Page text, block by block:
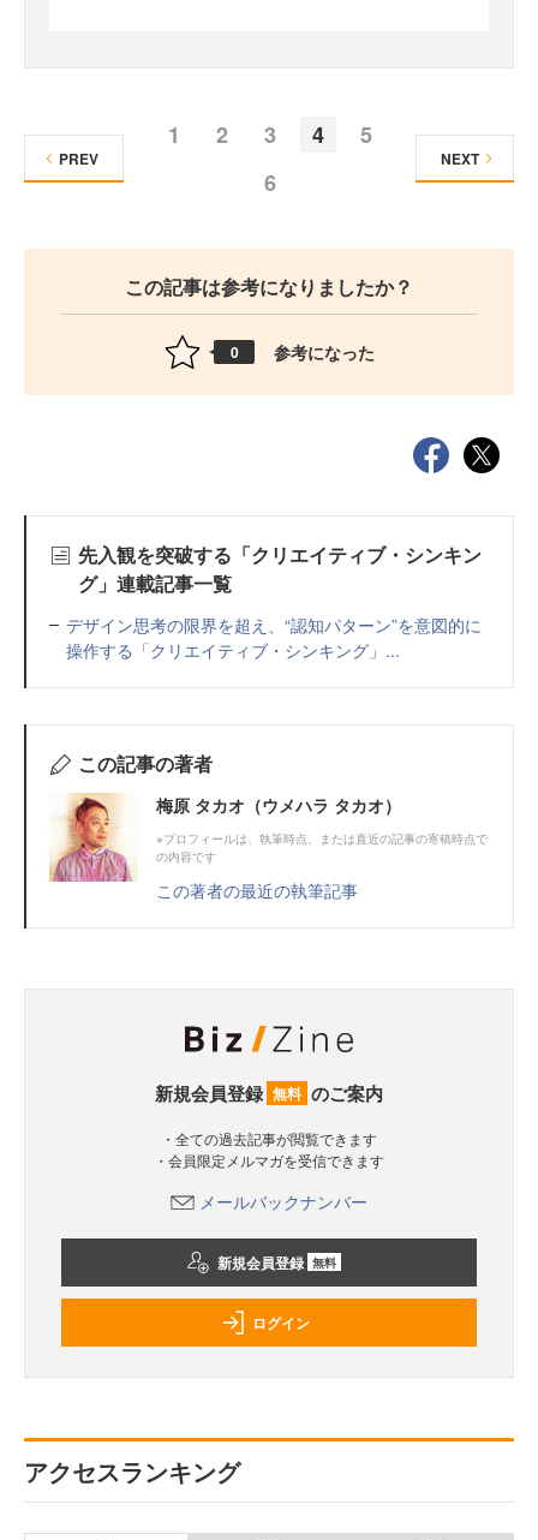
1 2 3 4
5
6
PREV NEXT
この記事は参考になりましたか？
0 参考になった
先入観を突破する「クリエイティブ・シンキン
グ」連載記事一覧
デザイン思考の限界を超え、“認知パターン”を意図的に
操作する「クリエイティブ・シンキング」...
この記事の著者
梅原 タカオ（ウメハラ タカオ）
※プロフィールは、執筆時点、または直近の記事の寄稿時点で
の内容です
この著者の最近の執筆記事
新規会員登録 無料 のご案内
・全ての過去記事が閲覧できます
・会員限定メルマガを受信できます
メールバックナンバー
新規会員登録 無料
ログイン
アクセスランキング